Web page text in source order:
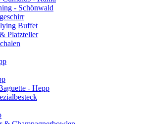
- Schönwald
Buffet
Platzteller
- Hepp